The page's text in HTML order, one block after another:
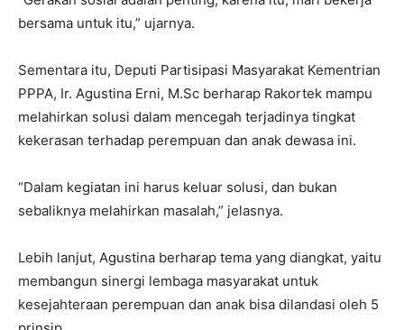
bersama untuk itu,” ujarnya.
Sementara itu, Deputi Partisipasi Masyarakat Kementrian
PPPA, Ir. Agustina Erni, M.Sc berharap Rakortek mampu
melahirkan solusi dalam mencegah terjadinya tingkat
kekerasan terhadap perempuan dan anak dewasa ini.
“Dalam kegiatan ini harus keluar solusi, dan bukan
sebaliknya melahirkan masalah,” jelasnya.
Lebih lanjut, Agustina berharap tema yang diangkat, yaitu
membangun sinergi lembaga masyarakat untuk
kesejahteraan perempuan dan anak bisa dilandasi oleh 5